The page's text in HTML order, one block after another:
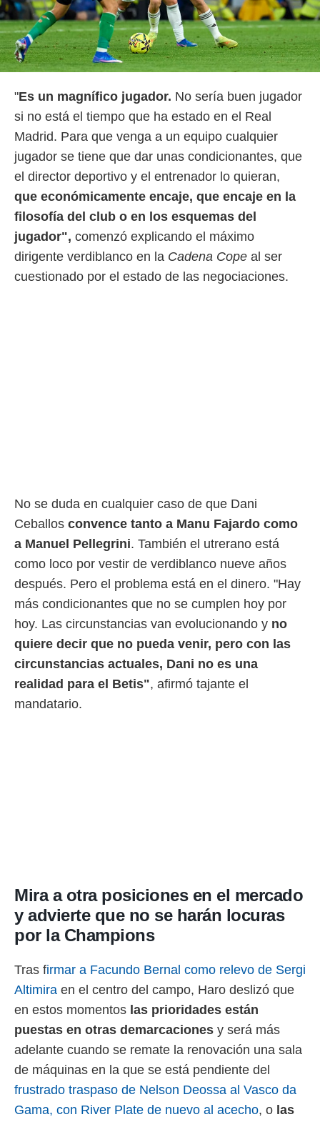
e
mediante
de
1199
"Es un magnífico jugador. No sería buen jugador
si no está el tiempo que ha estado en el Real
Madrid. Para que venga a un equipo cualquier
jugador se tiene que dar unas condicionantes, que
el director deportivo y el entrenador lo quieran,
que económicamente encaje, que encaje en la
filosofía del club o en los esquemas del
jugador", comenzó explicando el máximo
dirigente verdiblanco en la Cadena Cope al ser
cuestionado por el estado de las negociaciones.
No se duda en cualquier caso de que Dani
Ceballos convence tanto a Manu Fajardo como
a Manuel Pellegrini. También el utrerano está
como loco por vestir de verdiblanco nueve años
después. Pero el problema está en el dinero. "Hay
más condicionantes que no se cumplen hoy por
hoy. Las circunstancias van evolucionando y no
quiere decir que no pueda venir, pero con las
circunstancias actuales, Dani no es una
realidad para el Betis", afirmó tajante el
mandatario.
Mira a otra posiciones en el mercado
y advierte que no se harán locuras
por la Champions
Tras firmar a Facundo Bernal como relevo de Sergi
Altimira en el centro del campo, Haro deslizó que
en estos momentos las prioridades están
puestas en otras demarcaciones y será más
adelante cuando se remate la renovación una sala
de máquinas en la que se está pendiente del
frustrado traspaso de Nelson Deossa al Vasco da
Gama, con River Plate de nuevo al acecho, o las